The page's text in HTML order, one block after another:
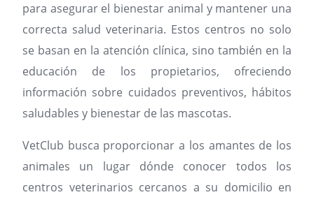
para asegurar el bienestar animal y mantener una
correcta salud veterinaria. Estos centros no solo
se basan en la atención clínica, sino también en la
educación de los propietarios, ofreciendo
información sobre cuidados preventivos, hábitos
saludables y bienestar de las mascotas.
VetClub busca proporcionar a los amantes de los
animales un lugar dónde conocer todos los
centros veterinarios cercanos a su domicilio en